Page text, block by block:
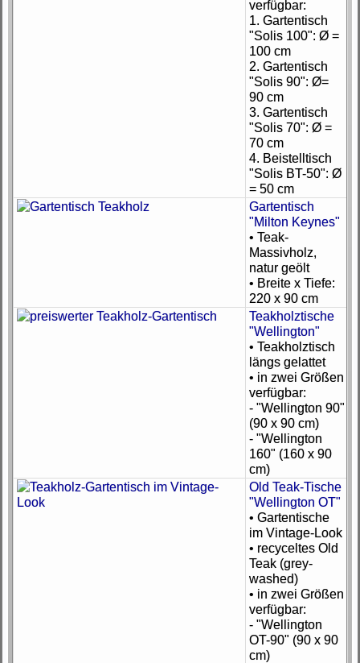
verfügbar:
1. Gartentisch
"Solis 100": Ø =
100 cm
2. Gartentisch
"Solis 90": Ø=
90 cm
3. Gartentisch
"Solis 70": Ø =
70 cm
4. Beistelltisch
"Solis BT-50": Ø
= 50 cm
Gartentisch
"Milton Keynes"
• Teak-
Massivholz,
natur geölt
• Breite x Tiefe:
220 x 90 cm
Teakholztische
"Wellington"
• Teakholztisch
längs gelattet
• in zwei Größen
verfügbar:
- "Wellington 90"
(90 x 90 cm)
- "Wellington
160" (160 x 90
cm)
Old Teak-Tische
"Wellington OT"
• Gartentische
im Vintage-Look
• recyceltes Old
Teak (grey-
washed)
• in zwei Größen
verfügbar:
- "Wellington
OT-90" (90 x 90
cm)